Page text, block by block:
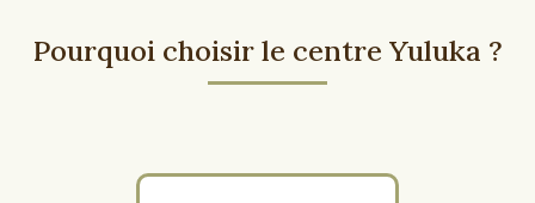
Pourquoi choisir le centre Yuluka ?